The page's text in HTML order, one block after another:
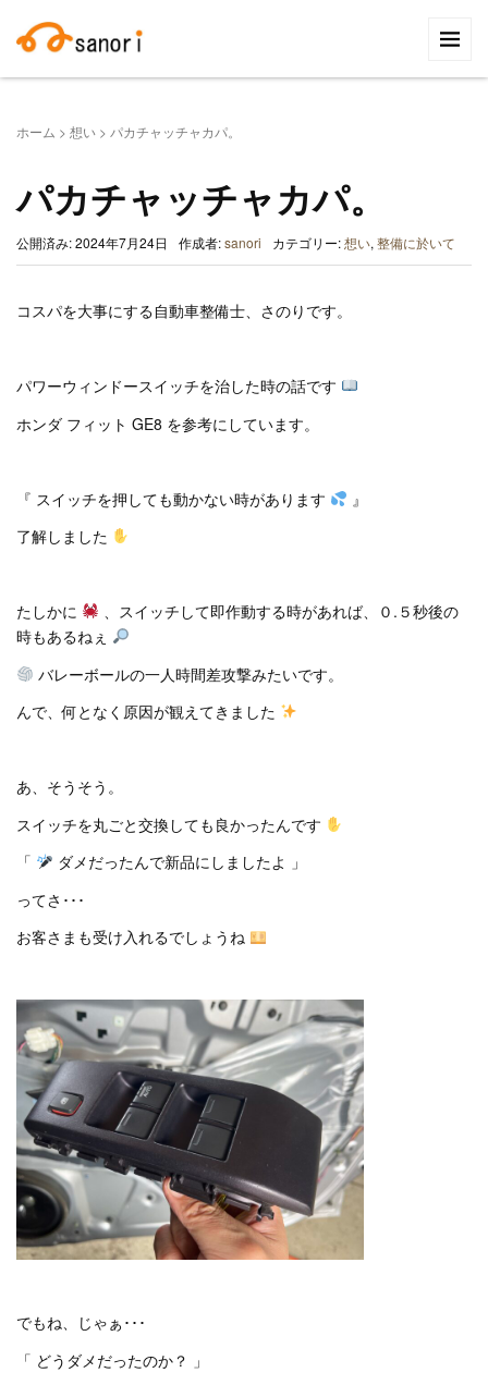
索:
ホーム > 想い > パカチャッチャカパ。
パカチャッチャカパ。
公開済み: 2024年7月24日 作成者:sanori カテゴリー:想い, 整備に於いて
コスパを大事にする自動車整備士、さのりです。
パワーウィンドースイッチを治した時の話です
ホンダ フィット GE8 を参考にしています。
『 スイッチを押しても動かない時があります
』
了解しました
たしかに
、スイッチして即作動する時があれば、０.５秒後の
時もあるねぇ
バレーボールの一人時間差攻撃みたいです。
んで、何となく原因が観えてきました
あ、そうそう。
スイッチを丸ごと交換しても良かったんです
「
ダメだったんで新品にしましたよ 」
ってさ･･･
お客さまも受け入れるでしょうね
でもね、じゃぁ･･･
「 どうダメだったのか？ 」